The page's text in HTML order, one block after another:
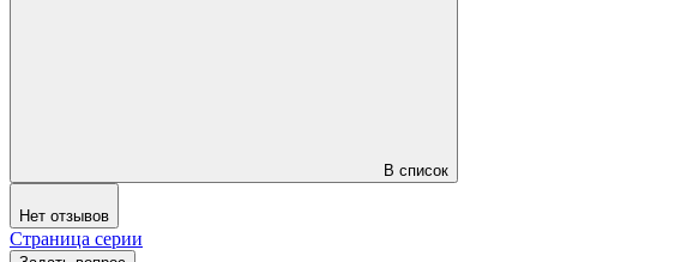
В список
Нет отзывов
Страница серии